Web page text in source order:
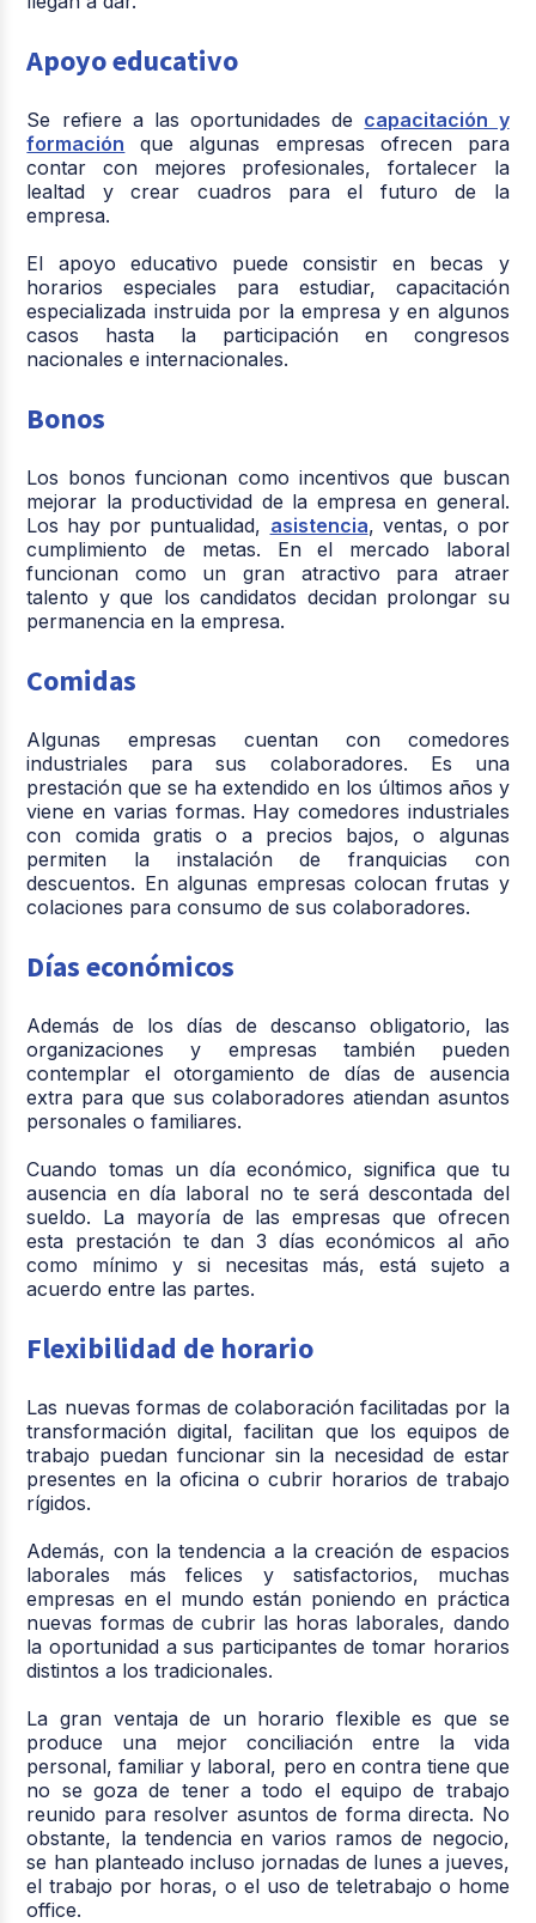
Apoyo educativo
Se refiere a las oportunidades de capacitación y
formación que algunas empresas ofrecen para
contar con mejores profesionales, fortalecer la
lealtad y crear cuadros para el futuro de la
empresa.
El apoyo educativo puede consistir en becas y
horarios especiales para estudiar, capacitación
especializada instruida por la empresa y en algunos
casos hasta la participación en congresos
nacionales e internacionales.
Bonos
Los bonos funcionan como incentivos que buscan
mejorar la productividad de la empresa en general.
Los hay por puntualidad, asistencia, ventas, o por
cumplimiento de metas. En el mercado laboral
funcionan como un gran atractivo para atraer
talento y que los candidatos decidan prolongar su
permanencia en la empresa.
Comidas
Algunas empresas cuentan con comedores
industriales para sus colaboradores. Es una
prestación que se ha extendido en los últimos años y
viene en varias formas. Hay comedores industriales
con comida gratis o a precios bajos, o algunas
permiten la instalación de franquicias con
descuentos. En algunas empresas colocan frutas y
colaciones para consumo de sus colaboradores.
Días económicos
Además de los días de descanso obligatorio, las
organizaciones y empresas también pueden
contemplar el otorgamiento de días de ausencia
extra para que sus colaboradores atiendan asuntos
personales o familiares.
Cuando tomas un día económico, significa que tu
ausencia en día laboral no te será descontada del
sueldo. La mayoría de las empresas que ofrecen
esta prestación te dan 3 días económicos al año
como mínimo y si necesitas más, está sujeto a
acuerdo entre las partes.
Flexibilidad de horario
Las nuevas formas de colaboración facilitadas por la
transformación digital, facilitan que los equipos de
trabajo puedan funcionar sin la necesidad de estar
presentes en la oficina o cubrir horarios de trabajo
rígidos.
Además, con la tendencia a la creación de espacios
laborales más felices y satisfactorios, muchas
empresas en el mundo están poniendo en práctica
nuevas formas de cubrir las horas laborales, dando
la oportunidad a sus participantes de tomar horarios
distintos a los tradicionales.
La gran ventaja de un horario flexible es que se
produce una mejor conciliación entre la vida
personal, familiar y laboral, pero en contra tiene que
no se goza de tener a todo el equipo de trabajo
reunido para resolver asuntos de forma directa. No
obstante, la tendencia en varios ramos de negocio,
se han planteado incluso jornadas de lunes a jueves,
el trabajo por horas, o el uso de teletrabajo o home
office.